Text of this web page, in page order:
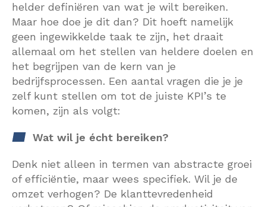
helder definiëren van wat je wilt bereiken.
Maar hoe doe je dit dan? Dit hoeft namelijk
geen ingewikkelde taak te zijn, het draait
allemaal om het stellen van heldere doelen en
het begrijpen van de kern van je
bedrijfsprocessen. Een aantal vragen die je je
zelf kunt stellen om tot de juiste KPI’s te
komen, zijn als volgt:
Wat wil je écht bereiken?
Denk niet alleen in termen van abstracte groei
of efficiëntie, maar wees specifiek. Wil je de
omzet verhogen? De klanttevredenheid